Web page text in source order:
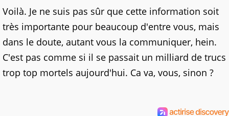
Voilà. Je ne suis pas sûr que cette information soit
très importante pour beaucoup d'entre vous, mais
dans le doute, autant vous la communiquer, hein.
C'est pas comme si il se passait un milliard de trucs
trop top mortels aujourd'hui. Ca va, vous, sinon ?